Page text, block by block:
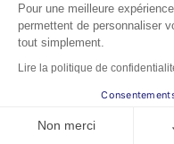
Pour une meilleure
permettent de personnaliser
tout simplement.
Lire la politique de
Non merci